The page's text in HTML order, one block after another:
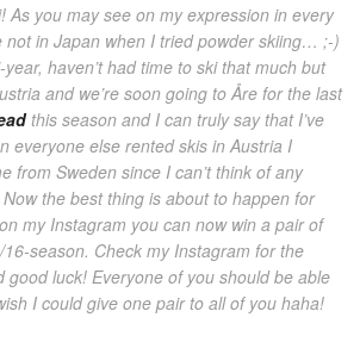
As you may see on my expression in every
not in Japan when I tried powder skiing… ;-)
haven’t had time to ski that much but
and we’re soon going to Åre for the last
this season and I can truly say that I’ve
everyone else rented skis in Austria I
from Sweden since I can’t think of any
the best thing is about to happen for
my Instagram you can now win a pair of
season. Check my Instagram for the
good luck! Everyone of you should be able
I could give one pair to all of you haha!